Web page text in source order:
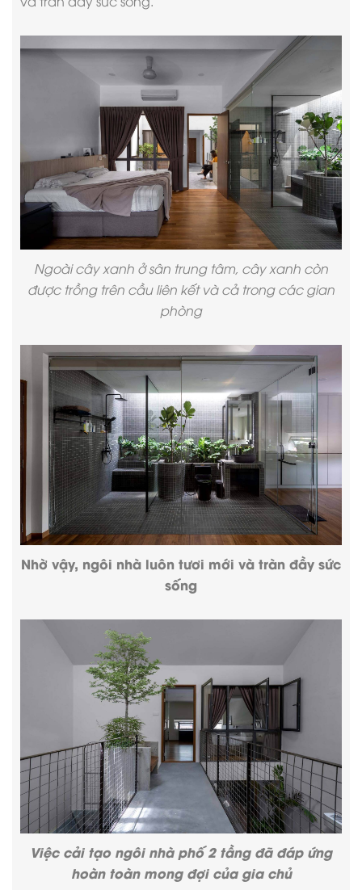
Ngoài cây xanh ở sân trung tâm, cây xanh còn
được trồng trên cầu liên kết và cả trong các gian
phòng
Nhờ vậy, ngôi nhà luôn tươi mới và tràn đầy sức
sống
Việc cải tạo ngôi nhà phố 2 tầngđã đáp ứng
hoàn toàn mong đợi của gia chủ